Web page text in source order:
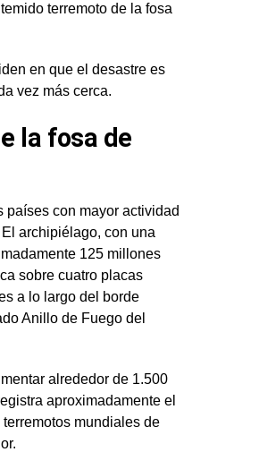
terremoto de la fosa
en que el desastre es
vez más cerca.
la fosa de
países con mayor actividad
archipiélago, con una
125 millones
sobre cuatro placas
a lo largo del borde
Anillo de Fuego del
alrededor de 1.500
aproximadamente el
mundiales de